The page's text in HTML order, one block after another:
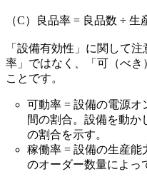
（C）良品率 = 良品数 ÷ 生
「設備有効性」に関して
率」ではなく、「可（べき
ことです。
可動率 = 設備の電源
間の割合。設備を動か
の割合を示す。
稼働率 = 設備の生産能
のオーダー数量によっ